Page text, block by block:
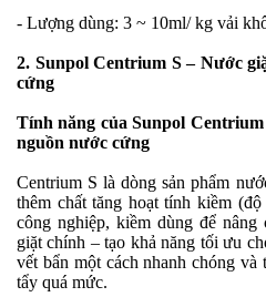
- Lượng dùng: 3 ~ 10ml/ kg vải
2. Sunpol Centrium S – Nước
cứng
Tính năng của Sunpol
nguồn nước cứng
Centrium S là dòng sản phẩm
thêm chất tăng hoạt tính kiềm
công nghiệp, kiềm dùng để
giặt chính – tạo khả năng tối ưu
vết bẩn một cách nhanh chóng và
tẩy quá mức.